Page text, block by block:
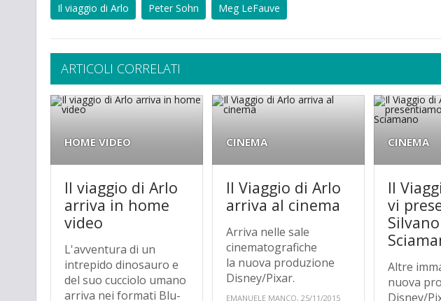
Il viaggio di Arlo
Peter Sohn Meg LeFauve
ARTICOLI CORRELATI
HOME VIDEO
Il viaggio di Arlo
arriva in home
video
L'avventura di un
intrepido dinosauro e
del suo cucciolo umano
arriva nei formati Blu-
CINEMA
Il Viaggio di Arlo
arriva al cinema
Arriva nelle sale
cinematografiche
la nuova produzione
Disney/Pixar.
EMANUELE MANCO, 25/11/2015
CINEMA
Il
vi
Altre
nuova
Disney/